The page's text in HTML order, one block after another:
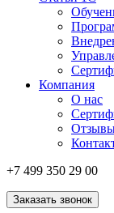
Компания
О нас
+7 499 350 29 00
Заказать звонок